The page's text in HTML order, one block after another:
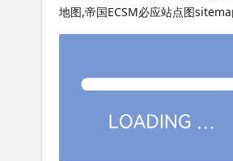
地图,帝国ECSM必应站点图